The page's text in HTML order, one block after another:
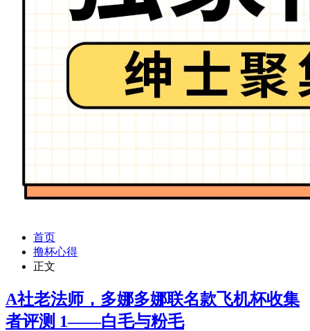
首页
撸杯心得
正文
A社老法师，多娜多娜联名款飞机杯收集
者评测 1——白毛与粉毛